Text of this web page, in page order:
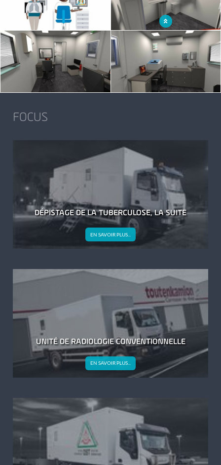
Dépistage de la tuberculose -
équipement de radiologie BRS/Feria
de DMS Imaging
FOCUS
DÉPISTAGE DE LA TUBERCULOSE, LA SUITE
EN SAVOIR PLUS...
DE
TUBERCULOSE,
UNITÉ DE RADIOLOGIE CONVENTIONNELLE
EN SAVOIR PLUS...
DE
CONVENTIONNELLE